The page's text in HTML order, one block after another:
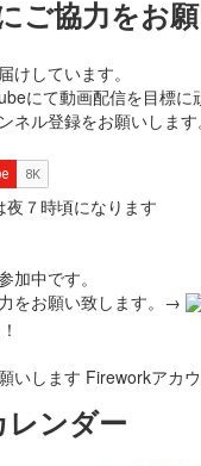
ご協力をお願
けしています。
にて動画配信を目標に
ネル登録をお願いします
７時頃になります
加中です。
をお願い致します。→
いします Fireworkアカ
レンダー